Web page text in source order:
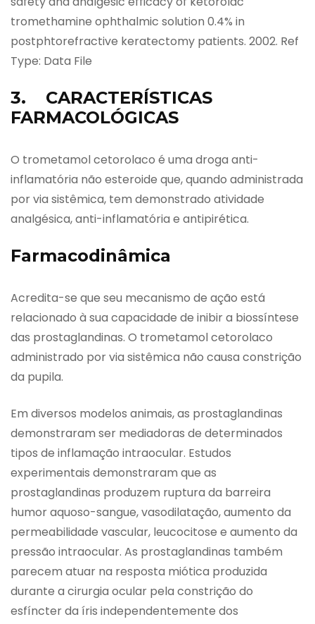
tromethamine ophthalmic solution 0.4% in
postphtorefractive keratectomy patients. 2002. Ref
Type: Data File
3. CARACTERÍSTICAS
FARMACOLÓGICAS
O trometamol cetorolaco é uma droga anti-
inflamatória não esteroide que, quando administrada
por via sistêmica, tem demonstrado atividade
analgésica, anti-inflamatória e antipirética.
Farmacodinâmica
Acredita-se que seu mecanismo de ação está
relacionado à sua capacidade de inibir a biossíntese
das prostaglandinas. O trometamol cetorolaco
administrado por via sistêmica não causa constrição
da pupila.
Em diversos modelos animais, as prostaglandinas
demonstraram ser mediadoras de determinados
tipos de inflamação intraocular. Estudos
experimentais demonstraram que as
prostaglandinas produzem ruptura da barreira
humor aquoso-sangue, vasodilatação, aumento da
permeabilidade vascular, leucocitose e aumento da
pressão intraocular. As prostaglandinas também
parecem atuar na resposta miótica produzida
durante a cirurgia ocular pela constrição do
esfíncter da íris independentemente dos